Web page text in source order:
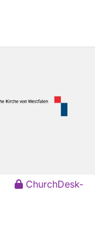
ChurchDesk-